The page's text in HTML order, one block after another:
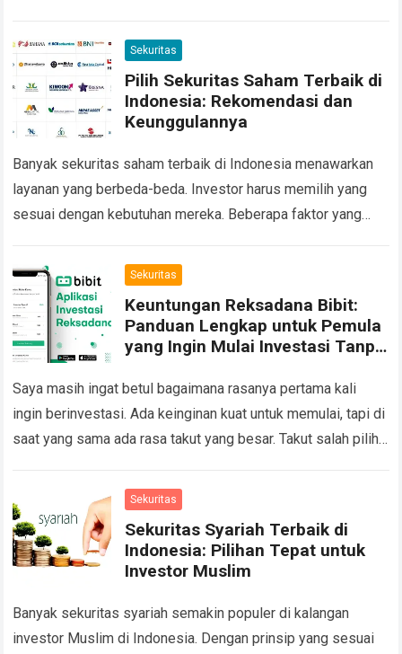
Read more
Sekuritas
Pilih Sekuritas Saham Terbaik di
Indonesia: Rekomendasi dan
Keunggulannya
Banyak sekuritas saham terbaik di Indonesia menawarkan
layanan yang berbeda-beda. Investor harus memilih yang
sesuai dengan kebutuhan mereka. Beberapa faktor yang
eksekusi, platform yang…Read more
Sekuritas
Keuntungan Reksadana Bibit:
Panduan Lengkap untuk Pemula
yang Ingin Mulai Investasi Tanpa
Saya masih ingat betul bagaimana rasanya pertama kali
ingin berinvestasi. Ada keinginan kuat untuk memulai, tapi di
saat yang sama ada rasa takut yang besar. Takut salah pilih,
Sekuritas
Sekuritas Syariah Terbaik di
Indonesia: Pilihan Tepat untuk
Investor Muslim
Banyak sekuritas syariah semakin populer di kalangan
investor Muslim di Indonesia. Dengan prinsip yang sesuai